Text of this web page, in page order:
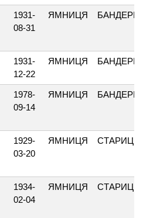
1931-
08-31
ЯМНИЦЯ БАНДЕРИ
1931-
12-22
ЯМНИЦЯ БАНДЕРИ
1978-
09-14
ЯМНИЦЯ БАНДЕРИ
1929-
03-20
ЯМНИЦЯ
1934-
02-04
ЯМНИЦЯ